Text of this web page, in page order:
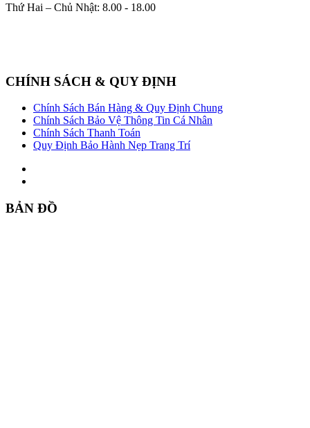
Thứ Hai – Chủ Nhật: 8.00 - 18.00
CHÍNH SÁCH & QUY ĐỊNH
Chính Sách Bán Hàng & Quy Định Chung
Chính Sách Bảo Vệ Thông Tin Cá Nhân
Chính Sách Thanh Toán
Quy Định Bảo Hành Nẹp Trang Trí
BẢN ĐỒ